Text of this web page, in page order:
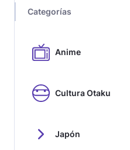
Categorías
Anime
Cultura Otaku
Japón